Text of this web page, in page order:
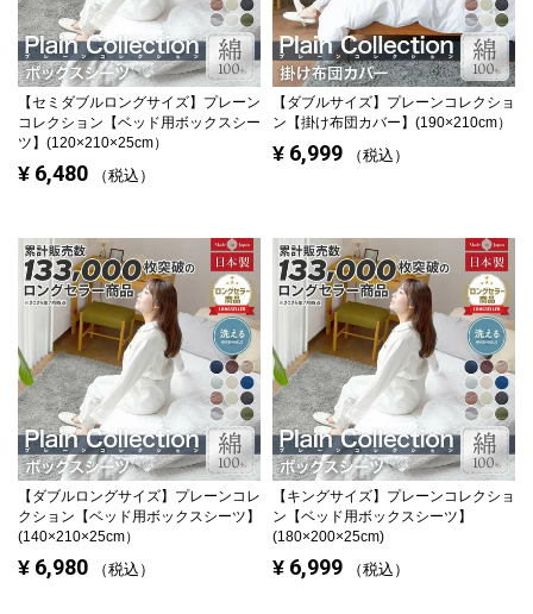
【セミダブルロングサイズ】 プレーン
コレクション【ベッド用ボックスシー
ツ】(120×210×25cm）
¥ 6,480 税込
【ダブルサイズ】 プレーンコレクショ
ン【掛け布団カバー】(190×210cm）
¥ 6,999 税込
【ダブルロングサイズ】 プレーンコレ
クション【ベッド用ボックスシーツ】
(140×210×25cm）
¥ 6,980 税込
【キングサイズ】 プレーンコレクショ
ン【ベッド用ボックスシーツ】
(180×200×25cm)
¥ 6,999 税込